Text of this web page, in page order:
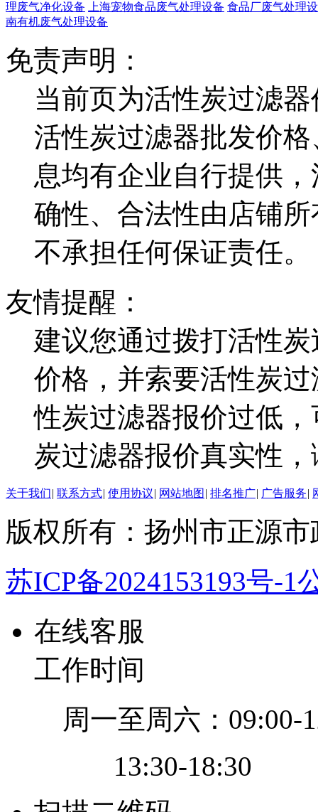
理废气净化设备
上海宠物食品废气处理设备 食品厂废气处理
南有机废气处理设备
免责声明：
当前页为活性炭过滤
活性炭过滤器批发价
息均有企业自行提供
确性、合法性由店铺
不承担任何保证责任。
友情提醒：
建议您通过拨打活性
价格，并索要活性炭
性炭过滤器报价过低
炭过滤器报价真实性
关于我们| 联系方式| 使用协议| 网站地图 | 排名推广| 广告服务|
版权所有：扬州市正源
苏ICP备2024153193号-1
在线客服
工作时间
周一至周六：09:00-
13:30-18:30